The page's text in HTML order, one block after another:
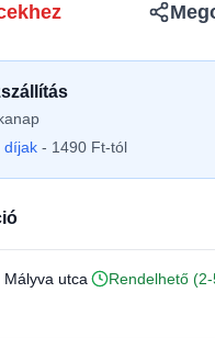
díjak - 1490 Ft-tól
, Mályva utca
Rendelhető